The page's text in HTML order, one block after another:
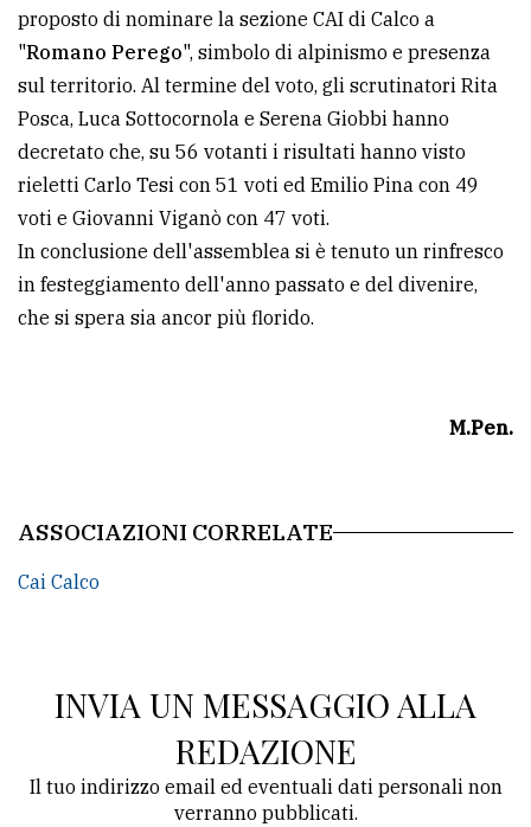
proposto di nominare la sezione CAI di Calco a
"Romano Perego", simbolo di alpinismo e presenza
sul territorio. Al termine del voto, gli scrutinatori Rita
Posca, Luca Sottocornola e Serena Giobbi hanno
decretato che, su 56 votanti i risultati hanno visto
rieletti Carlo Tesi con 51 voti ed Emilio Pina con 49
voti e Giovanni Viganò con 47 voti.
In conclusione dell'assemblea si è tenuto un rinfresco
in festeggiamento dell'anno passato e del divenire,
che si spera sia ancor più florido.
M.Pen.
ASSOCIAZIONI CORRELATE
Cai Calco
INVIA UN MESSAGGIO ALLA
REDAZIONE
Il tuo indirizzo email ed eventuali dati personali non
verranno pubblicati.